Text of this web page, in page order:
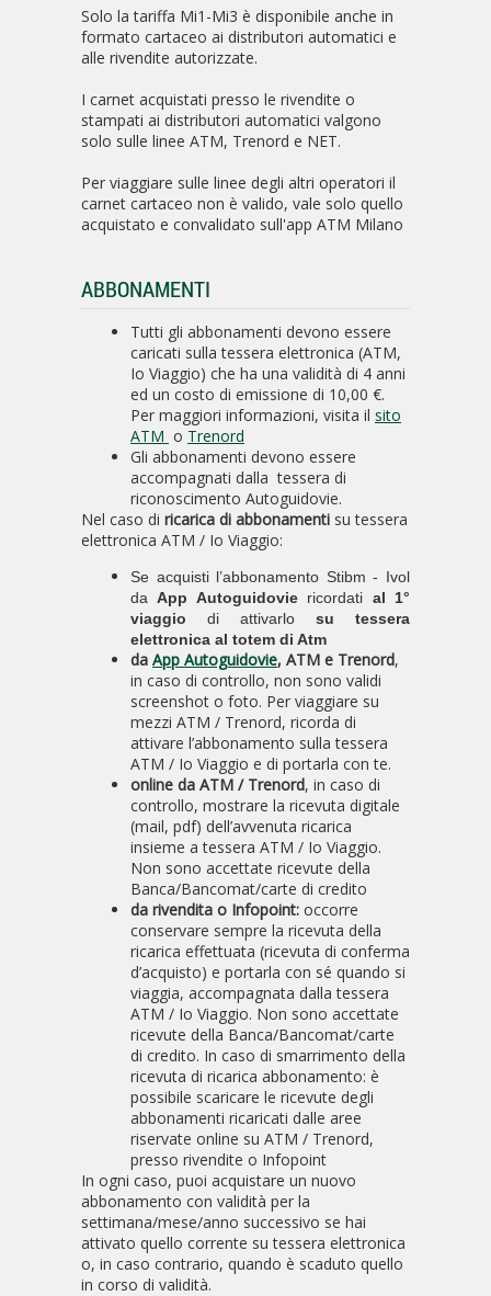
Solo la tariffa Mi1-Mi3 è disponibile anche in
formato cartaceo ai distributori automatici e
alle rivendite autorizzate.
I carnet acquistati presso le rivendite o
stampati ai distributori automatici valgono
solo sulle linee ATM, Trenord e NET.
Per viaggiare sulle linee degli altri operatori il
carnet cartaceo non è valido, vale solo quello
acquistato e convalidato sull'app ATM Milano
ABBONAMENTI
Tutti gli abbonamenti devono essere
caricati sulla tessera elettronica (ATM,
Io Viaggio) che ha una validità di 4 anni
ed un costo di emissione di 10,00 €.
Per maggiori informazioni, visita il sito
ATM o Trenord
Gli abbonamenti devono essere
accompagnati dalla tessera di
riconoscimento Autoguidovie.
Nel caso di ricarica di abbonamenti su tessera
elettronica ATM / Io Viaggio:
Se acquisti l’abbonamento Stibm - Ivol
daApp Autoguidoviericordati al 1°
viaggio di attivarlo su tessera
elettronica al totem di Atm
da App Autoguidovie, ATM e Trenord,
in caso di controllo, non sono validi
screenshot o foto. Per viaggiare su
mezzi ATM / Trenord, ricorda di
attivare l’abbonamento sulla tessera
ATM / Io Viaggio e di portarla con te.
online da ATM / Trenord, in caso di
controllo, mostrare la ricevuta digitale
(mail, pdf) dell’avvenuta ricarica
insieme a tessera ATM / Io Viaggio.
Non sono accettate ricevute della
Banca/Bancomat/carte di credito
da rivendita o Infopoint: occorre
conservare sempre la ricevuta della
ricarica effettuata (ricevuta di conferma
d’acquisto) e portarla con sé quando si
viaggia, accompagnata dalla tessera
ATM / Io Viaggio. Non sono accettate
ricevute della Banca/Bancomat/carte
di credito. In caso di smarrimento della
ricevuta di ricarica abbonamento: è
possibile scaricare le ricevute degli
abbonamenti ricaricati dalle aree
riservate online su ATM / Trenord,
presso rivendite o Infopoint
In ogni caso, puoi acquistare un nuovo
abbonamento con validità per la
settimana/mese/anno successivo se hai
attivato quello corrente su tessera elettronica
o, in caso contrario, quando è scaduto quello
in corso di validità.